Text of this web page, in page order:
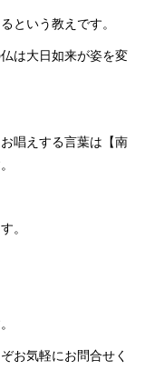
という教えです。
は大日如来が姿を変
唱えする言葉は【南
。
お気軽にお問合せく